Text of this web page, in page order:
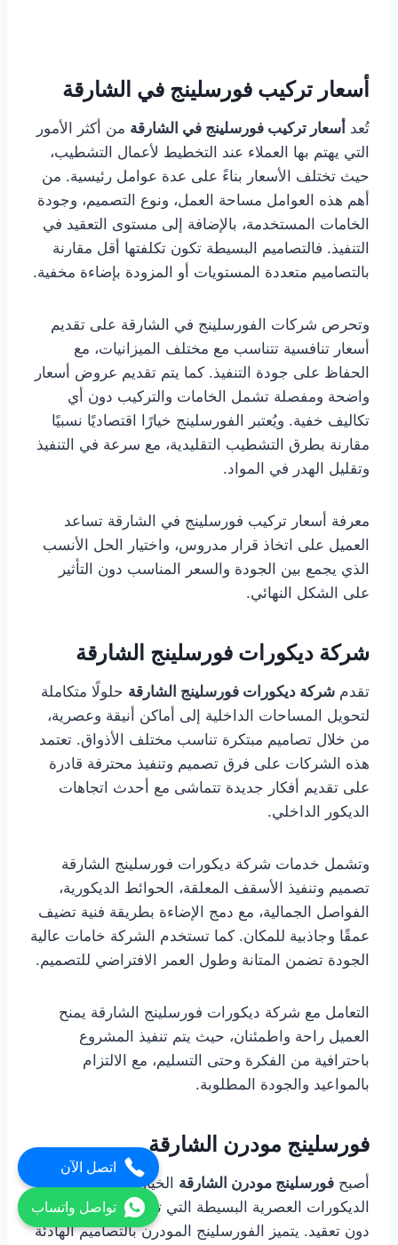
أسعار تركيب فورسلينج في الشارقة
تُعد أسعار تركيب فورسلينج في الشارقة من أكثر الأمور
التي يهتم بها العملاء عند التخطيط لأعمال التشطيب،
حيث تختلف الأسعار بناءً على عدة عوامل رئيسية. من
أهم هذه العوامل مساحة العمل، ونوع التصميم، وجودة
الخامات المستخدمة، بالإضافة إلى مستوى التعقيد في
التنفيذ. فالتصاميم البسيطة تكون تكلفتها أقل مقارنة
بالتصاميم متعددة المستويات أو المزودة بإضاءة مخفية.
وتحرص شركات الفورسلينج في الشارقة على تقديم
أسعار تنافسية تتناسب مع مختلف الميزانيات، مع
الحفاظ على جودة التنفيذ. كما يتم تقديم عروض أسعار
واضحة ومفصلة تشمل الخامات والتركيب دون أي
تكاليف خفية. ويُعتبر الفورسلينج خيارًا اقتصاديًا نسبيًا
مقارنة بطرق التشطيب التقليدية، مع سرعة في التنفيذ
وتقليل الهدر في المواد.
معرفة أسعار تركيب فورسلينج في الشارقة تساعد
العميل على اتخاذ قرار مدروس، واختيار الحل الأنسب
الذي يجمع بين الجودة والسعر المناسب دون التأثير
على الشكل النهائي.
شركة ديكورات فورسلينج الشارقة
تقدم شركة ديكورات فورسلينج الشارقة حلولًا متكاملة
لتحويل المساحات الداخلية إلى أماكن أنيقة وعصرية،
من خلال تصاميم مبتكرة تناسب مختلف الأذواق. تعتمد
هذه الشركات على فرق تصميم وتنفيذ محترفة قادرة
على تقديم أفكار جديدة تتماشى مع أحدث اتجاهات
الديكور الداخلي.
وتشمل خدمات شركة ديكورات فورسلينج الشارقة
تصميم وتنفيذ الأسقف المعلقة، الحوائط الديكورية،
الفواصل الجمالية، مع دمج الإضاءة بطريقة فنية تضيف
عمقًا وجاذبية للمكان. كما تستخدم الشركة خامات عالية
الجودة تضمن المتانة وطول العمر الافتراضي للتصميم.
التعامل مع شركة ديكورات فورسلينج الشارقة يمنح
العميل راحة واطمئنان، حيث يتم تنفيذ المشروع
باحترافية من الفكرة وحتى التسليم، مع الالتزام
بالمواعيد والجودة المطلوبة.
فورسلينج مودرن الشارقة
أصبح فورسلينج مودرن الشارقة الخيار الأول لمحبي
الديكورات العصرية البسيطة التي تعتمد على الأناقة
دون تعقيد. يتميز الفورسلينج المودرن بالتصاميم الهادئة
اتصل الآن
تواصل واتساب